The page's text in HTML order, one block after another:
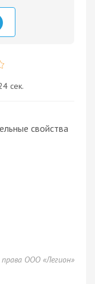
сек.
свойства
ООО «Легион»